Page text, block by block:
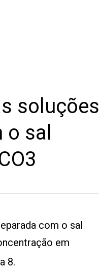
soluções
sal
com o sal
em
8.